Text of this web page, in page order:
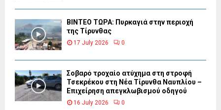
ΒΙΝΤΕΟ ΤΩΡΑ: Πυρκαγιά στην περιοχή
της Τίρυνθας
17 July 2026 0
Σοβαρό τροχαίο ατύχημα στη στροφή
Τσεκρέκου στη Νέα Τίρυνθα Ναυπλίου –
Επιχείρηση απεγκλωβισμού οδηγού
16 July 2026 0